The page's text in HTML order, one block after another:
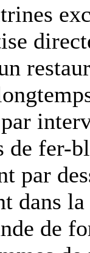
de fer-
par
dans
de